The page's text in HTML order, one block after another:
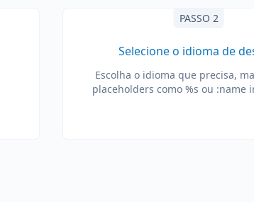
PASSO 2
Selecione o idioma de
Escolha o idioma que precisa,
placeholders como %s ou :name